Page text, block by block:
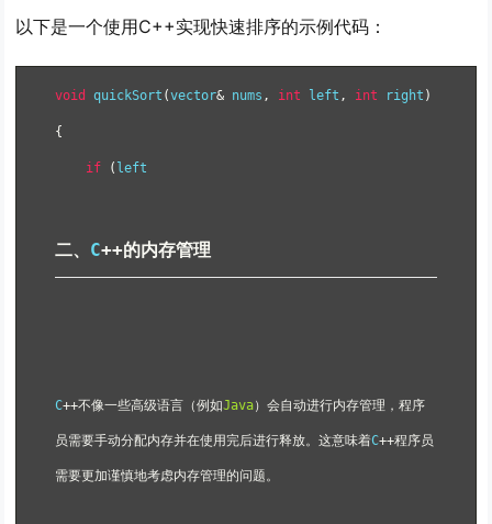
以下是一个使用C++实现快速排序的示例代码：
void quickSort (vector& nums , int left , int right )
{
if ( left
二、 C++的内存管理
C++不像一些高级语言（例如Java）会自动进行内存管理，程序
员需要手动分配内存并在使用完后进行释放。这意味着C++程序员
需要更加谨慎地考虑内存管理的问题。